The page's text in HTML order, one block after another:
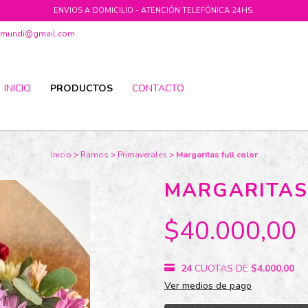
ENVIOS A DOMICILIO - ATENCIÓN TELEFÓNICA 24HS.
INICIO PRODUCTOS CONTACTO
Inicio > Ramos > Primaverales > Margaritas full color
$40.000,00
24 CUOTAS DE $4.000,00
Ver medios de pago